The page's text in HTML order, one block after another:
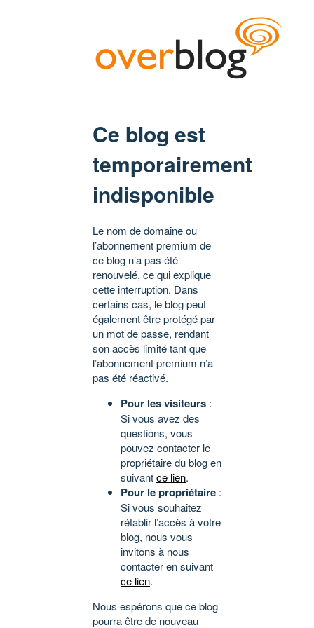
Ce blog est
temporairement
indisponible
Le nom de domaine ou
l’abonnement premium de
ce blog n’a pas été
renouvelé, ce qui explique
cette interruption. Dans
certains cas, le blog peut
également être protégé par
un mot de passe, rendant
son accès limité tant que
l’abonnement premium n’a
pas été réactivé.
Pour les visiteurs :
Si vous avez des
questions, vous
pouvez contacter le
propriétaire du blog en
suivantce lien.
Pour le propriétaire :
Si vous souhaitez
rétablir l’accès à votre
blog, nous vous
invitons à nous
contacter en suivant
ce lien.
Nous espérons que ce blog
pourra être de nouveau